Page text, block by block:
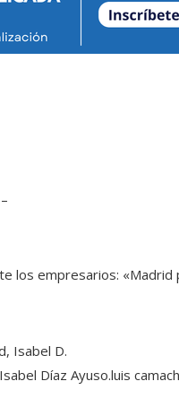
los empresarios:
Díaz Ayuso.luis